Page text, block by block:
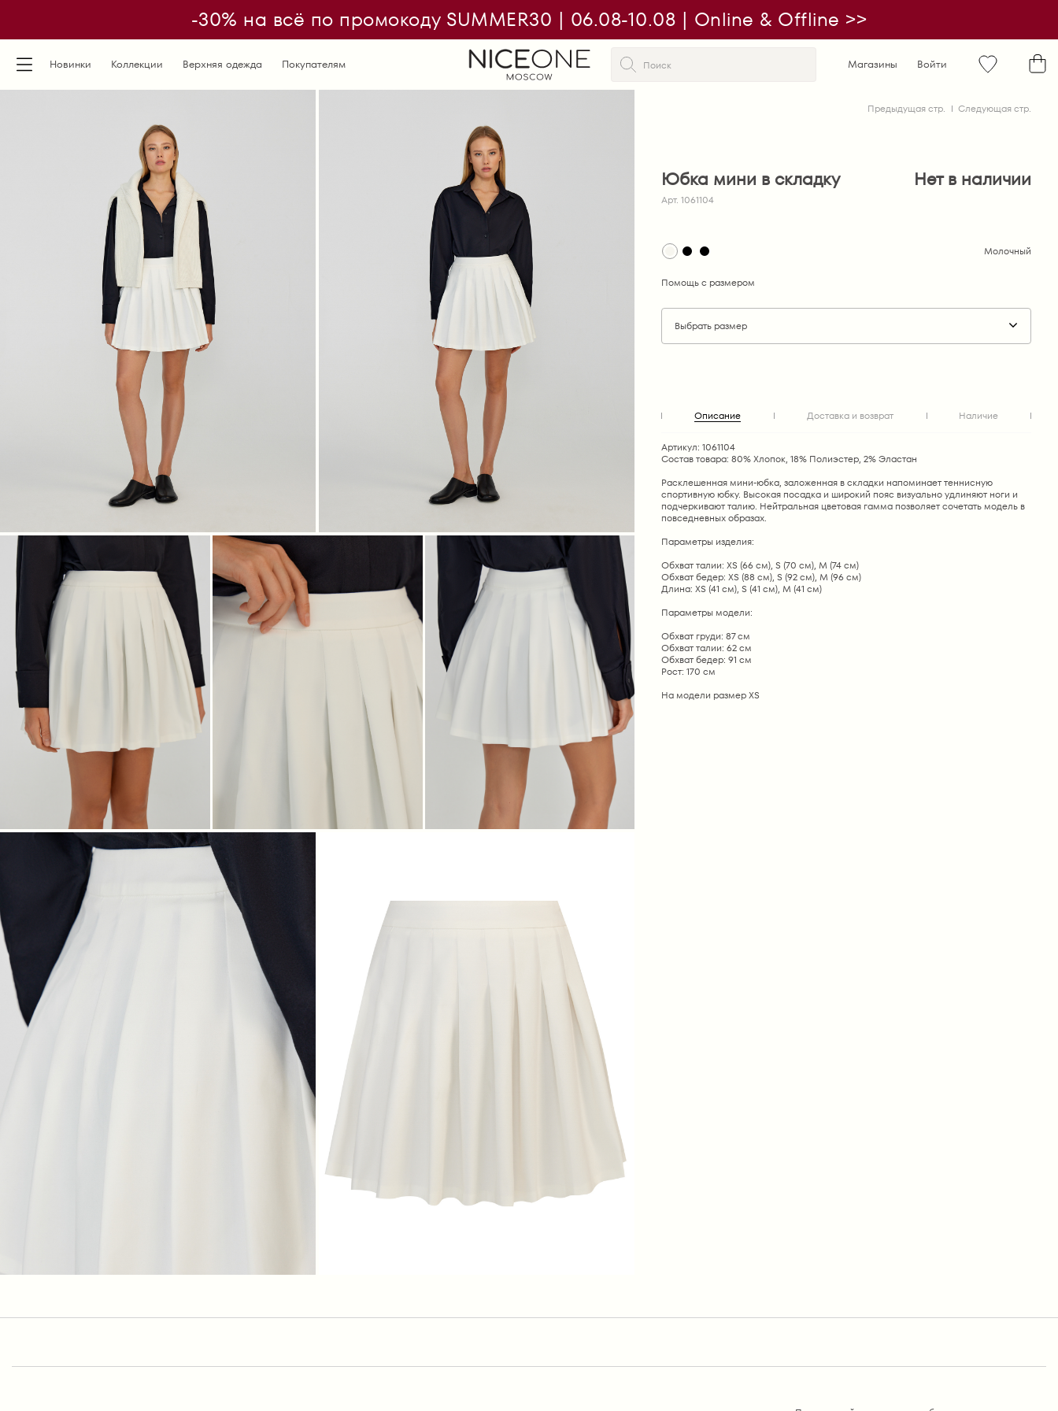
-30% на всё по промокоду SUMMER30 | 06.08-10.08 | Online & Offline >>
Новинки Коллекции Верхняя одежда Покупателям Магазины Войти
Предыдущая стр. Следующая стр.
Юбка мини в складку
Арт. 1061104
Нет в наличии
Молочный
Помощь с размером
Выбрать размер
Описание Доставка и возврат Наличие
Артикул: 1061104
Состав товара: 80% Хлопок, 18% Полиэстер, 2% Эластан
Расклешенная мини-юбка, заложенная в складки напоминает теннисную
спортивную юбку. Высокая посадка и широкий пояс визуально удлиняют ноги и
подчеркивают талию. Нейтральная цветовая гамма позволяет сочетать модель в
повседневных образах.
Параметры изделия:
Обхват талии: XS (66 см), S (70 см), M (74 см)
Обхват бедер: XS (88 см), S (92 см), M (96 см)
Длина: XS (41 см), S (41 см), M (41 см)
Параметры модели:
Обхват груди: 87 см
Обхват талии: 62 см
Обхват бедер: 91 см
Рост: 170 см
На модели размер ХS